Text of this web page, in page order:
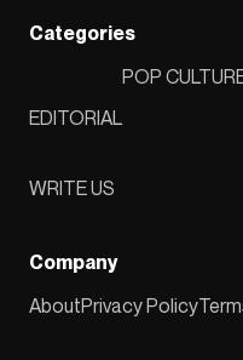
Categories
EDITORIAL
POP
WRITE US
Company
AboutPrivacy Policy